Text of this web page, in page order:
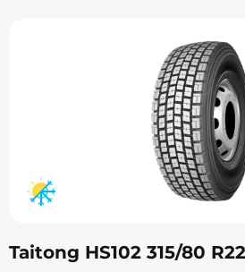
Taitong HS102 315/80